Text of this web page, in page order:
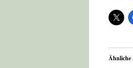
Ähnliche